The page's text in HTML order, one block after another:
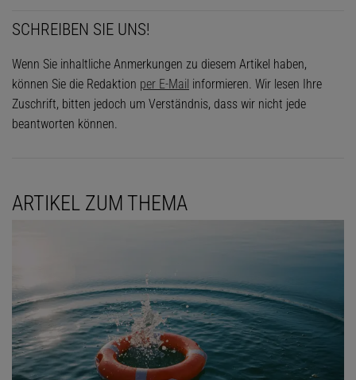
SCHREIBEN SIE UNS!
Wenn Sie inhaltliche Anmerkungen zu diesem Artikel haben,
können Sie die Redaktion per E-Mail informieren. Wir lesen Ihre
Zuschrift, bitten jedoch um Verständnis, dass wir nicht jede
beantworten können.
ARTIKEL ZUM THEMA